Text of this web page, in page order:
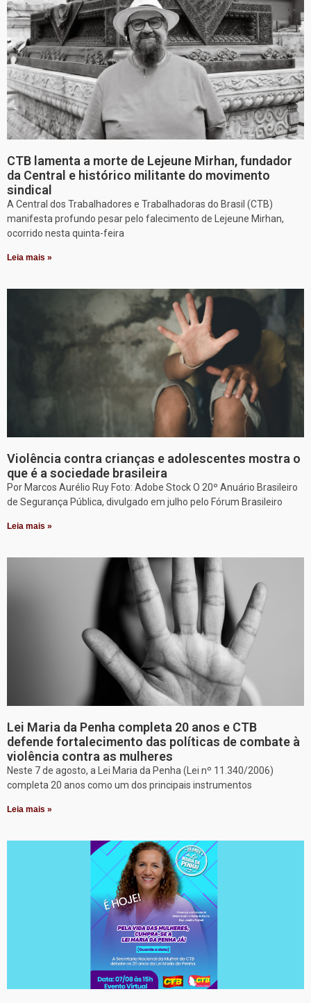
CTB lamenta a morte de Lejeune Mirhan, fundador
da Central e histórico militante do movimento
sindical
A Central dos Trabalhadores e Trabalhadoras do Brasil (CTB)
manifesta profundo pesar pelo falecimento de Lejeune Mirhan,
ocorrido nesta quinta-feira
Leia mais »
Violência contra crianças e adolescentes mostra o
que é a sociedade brasileira
Por Marcos Aurélio Ruy Foto: Adobe Stock O 20º Anuário Brasileiro
de Segurança Pública, divulgado em julho pelo Fórum Brasileiro
Leia mais »
Lei Maria da Penha completa 20 anos e CTB
defende fortalecimento das políticas de combate à
violência contra as mulheres
Neste 7 de agosto, a Lei Maria da Penha (Lei nº 11.340/2006)
completa 20 anos como um dos principais instrumentos
Leia mais »